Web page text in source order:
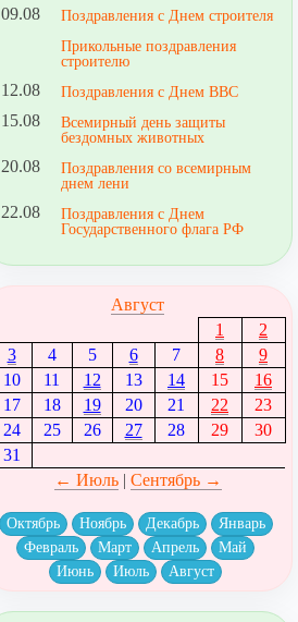
09.08
Поздравления с Днем строителя
Прикольные поздравления
строителю
12.08 Поздравления с Днем ВВС
15.08
Всемирный день защиты
бездомных животных
20.08
Поздравления со всемирным
днем лени
22.08
Поздравления с Днем
Государственного флага РФ
Август
1
2
3
4 5 6 7 8
9
10
11 12 13 14 15
16
17
18 19 20 21 22
23
24
25 26 27 28 29
30
31
← Июль| Сентябрь →
Октябрь Ноябрь Декабрь
Январь
Февраль
Март Апрель
Май
Июнь
Июль Август